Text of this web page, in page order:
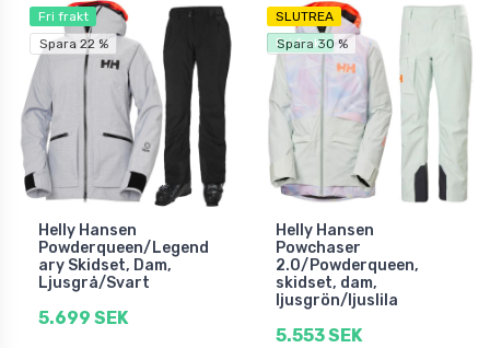
Fri frakt
Spara 22 %
Helly Hansen
Powderqueen/Legend
ary Skidset, Dam,
Ljusgrå/Svart
5.699 SEK
SLUTREA
Fri frakt
Spara 30 %
Helly Hansen
Powchaser
2.0/Powderqueen,
skidset, dam,
ljusgrön/ljuslila
5.553 SEK